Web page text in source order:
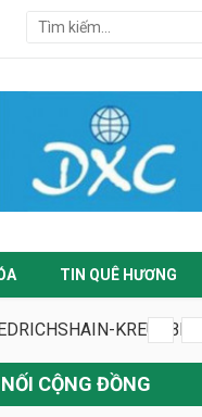
TIN QUÊ HƯƠNG
KREUZBERG
CỘNG ĐỒNG